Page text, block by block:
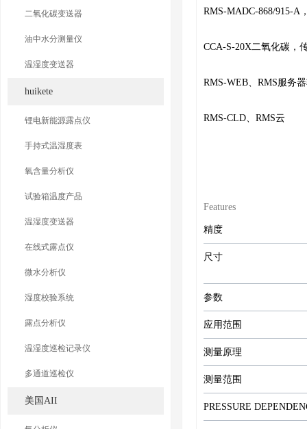
二氧化碳变送器
油中水分测量仪
温湿度变送器
huikete
锂电新能源露点仪
手持式温湿度表
氧含量分析仪
试验箱温度产品
温湿度变送器
在线式露点仪
微水分析仪
湿度校验系统
露点分析仪
温湿度巡检记录仪
多通道巡检仪
美国AII
RMS-MADC-868/915-A
CCA-S-20X二氧化碳，
RMS-WEB、RMS服务
RMS-CLD、RMS云
Features
精度
尺寸
参数
应用范围
测量原理
测量范围
PRESSURE